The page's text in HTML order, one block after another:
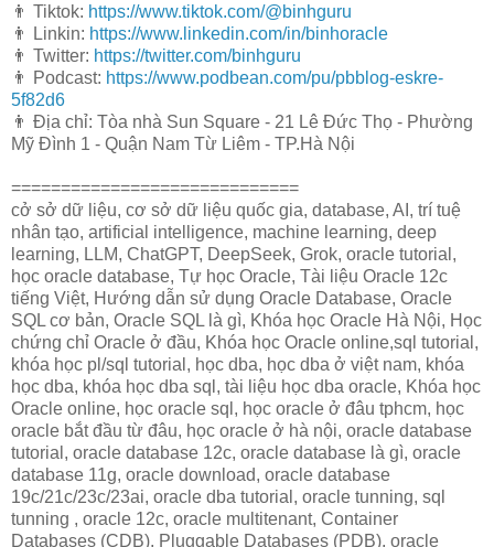
👨 Tiktok: https://www.tiktok.com/@binhguru
👨 Linkin: https://www.linkedin.com/in/binhoracle
👨 Twitter: https://twitter.com/binhguru
👨 Podcast: https://www.podbean.com/pu/pbblog-eskre-
5f82d6
👨 Địa chỉ: Tòa nhà Sun Square - 21 Lê Đức Thọ - Phường
Mỹ Đình 1 - Quận Nam Từ Liêm - TP.Hà Nội
=============================
cở sở dữ liệu, cơ sở dữ liệu quốc gia, database, AI, trí tuệ
nhân tạo, artificial intelligence, machine learning, deep
learning, LLM, ChatGPT, DeepSeek, Grok, oracle tutorial,
học oracle database, Tự học Oracle, Tài liệu Oracle 12c
tiếng Việt, Hướng dẫn sử dụng Oracle Database, Oracle
SQL cơ bản, Oracle SQL là gì, Khóa học Oracle Hà Nội, Học
chứng chỉ Oracle ở đầu, Khóa học Oracle online,sql tutorial,
khóa học pl/sql tutorial, học dba, học dba ở việt nam, khóa
học dba, khóa học dba sql, tài liệu học dba oracle, Khóa học
Oracle online, học oracle sql, học oracle ở đâu tphcm, học
oracle bắt đầu từ đâu, học oracle ở hà nội, oracle database
tutorial, oracle database 12c, oracle database là gì, oracle
database 11g, oracle download, oracle database
19c/21c/23c/23ai, oracle dba tutorial, oracle tunning, sql
tunning , oracle 12c, oracle multitenant, Container
Databases (CDB), Pluggable Databases (PDB), oracle